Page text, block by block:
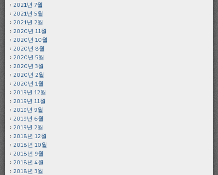
2021년 7월
2021년 5월
2021년 2월
2020년 11월
2020년 10월
2020년 8월
2020년 5월
2020년 3월
2020년 2월
2020년 1월
2019년 12월
2019년 11월
2019년 9월
2019년 6월
2019년 2월
2018년 12월
2018년 10월
2018년 9월
2018년 4월
2018년 3월